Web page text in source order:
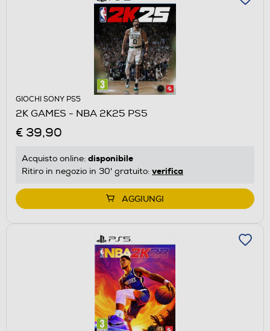
GIOCHI SONY PS5
2K GAMES - NBA 2K25 PS5
€ 39,90
Acquisto online: disponibile
Ritiro in negozio in 30' gratuito: verifica
AGGIUNGI